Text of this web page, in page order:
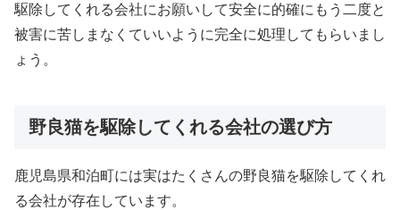
駆除してくれる会社にお願いして安全に的確にもう二度と
被害に苦しまなくていいように完全に処理してもらいまし
ょう。
野良猫を駆除してくれる会社の選び方
鹿児島県和泊町には実はたくさんの野良猫を駆除してくれ
る会社が存在しています。